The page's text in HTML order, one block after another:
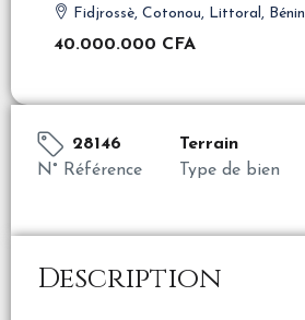
Fidjrossè, Cotonou, Littoral, Bénin
40.000.000 CFA
28146
N° Référence
Terrain
Type de bien
Description